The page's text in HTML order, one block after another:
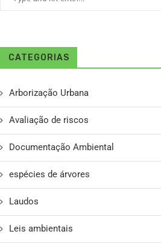
CATEGORIAS
Arborização Urbana
Avaliação de riscos
Documentação Ambiental
espécies de árvores
Laudos
Leis ambientais